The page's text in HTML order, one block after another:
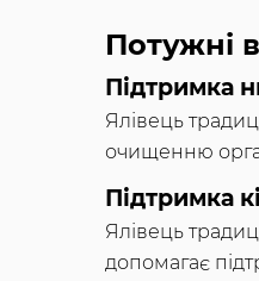
Потужні
Підтримка
Ялівець
очищенню
Підтримка
Ялівець
допомагає